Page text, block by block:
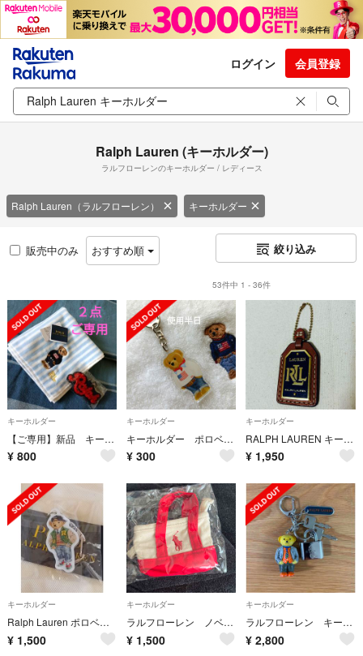
ログイン 会員登録
Ralph Lauren (キーホルダー)
ラルフローレンのキーホルダー / レディース
Ralph Lauren（ラルフローレン） キーホルダー
販売中のみ おすすめ順 絞り込み
53件中 1 - 36件
キーホルダー
【ご専用】新品 キーホルダー ミニハンカチ 計２点 ラルフローレン
¥ 800
キーホルダー
キーホルダー ポロベア 使用2時間くらい
¥ 300
キーホルダー
RALPH LAUREN キーホルダー
¥ 1,950
キーホルダー
Ralph Lauren ポロベア キーホルダー
¥ 1,500
キーホルダー
ラルフローレン ノベルティ キーホルダー
¥ 1,500
キーホルダー
ラルフローレン キーホルダー ポロベア ノベルティ
¥ 2,800